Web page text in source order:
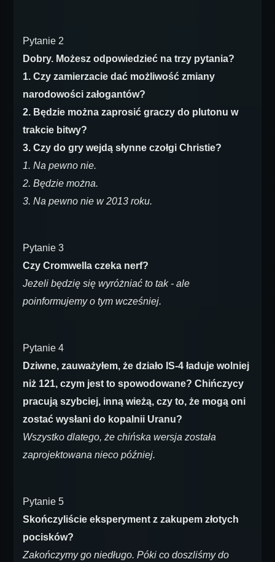
Pytanie 2
Dobry. Możesz odpowiedzieć na trzy pytania?
1. Czy zamierzacie dać możliwość zmiany
narodowości załogantów?
2. Będzie można zaprosić graczy do plutonu w
trakcie bitwy?
3. Czy do gry wejdą słynne czołgi Christie?
1. Na pewno nie.
2. Będzie można.
3. Na pewno nie w 2013 roku.
Pytanie 3
Czy Cromwella czeka nerf?
Jeżeli będzię się wyróżniać to tak - ale
poinformujemy o tym wcześniej.
Pytanie 4
Dziwne, zauważyłem, że działo IS-4 ładuje wolniej
niż 121, czym jest to spowodowane? Chińczycy
pracują szybciej, inną wieżą, czy to, że mogą oni
zostać wysłani do kopalnii Uranu?
Wszystko dlatego, że chińska wersja została
zaprojektowana nieco później.
Pytanie 5
Skończyliście eksperyment z zakupem złotych
pocisków?
Zakończymy go niedługo. Póki co doszliśmy do